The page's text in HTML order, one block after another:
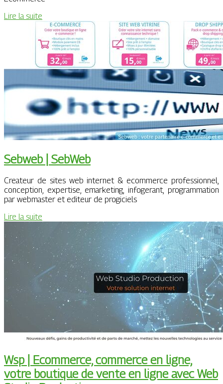
Lire la suite
Sebweb | SebWeb
Createur de sites web internet & ecommerce professionnel,
conception, expertise, emarketing, infogerant, programmation
par webmaster et editeur de progiciels
Lire la suite
Wsp | Ecommerce, commerce en ligne,
votre boutique de vente en ligne avec Web